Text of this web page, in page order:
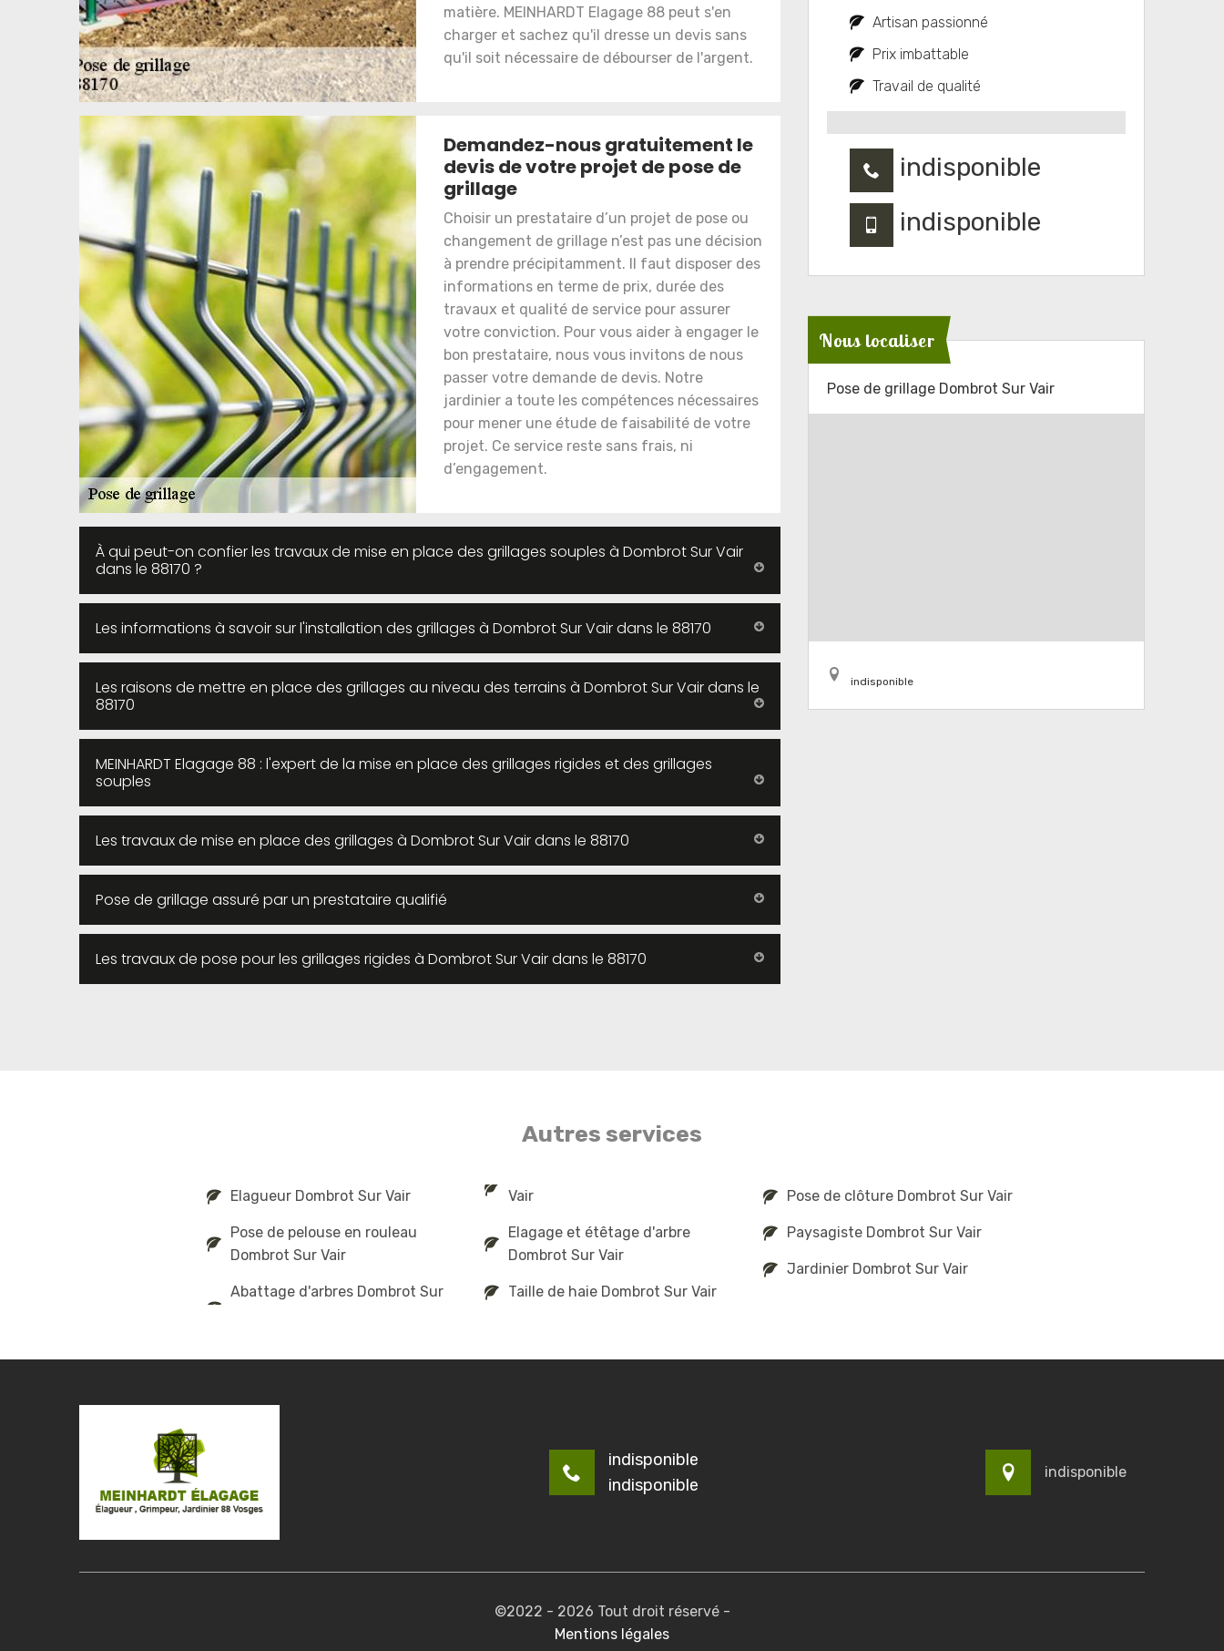
matière. MEINHARDT Elagage 88 peut s'en
charger et sachez qu'il dresse un devis sans
qu'il soit nécessaire de débourser de l'argent.
Demandez-nous gratuitement le
devis de votre projet de pose de
grillage
Choisir un prestataire d’un projet de pose ou
changement de grillage n’est pas une décision
à prendre précipitamment. Il faut disposer des
informations en terme de prix, durée des
travaux et qualité de service pour assurer
votre conviction. Pour vous aider à engager le
bon prestataire, nous vous invitons de nous
passer votre demande de devis. Notre
jardinier a toute les compétences nécessaires
pour mener une étude de faisabilité de votre
projet. Ce service reste sans frais, ni
d’engagement.
À qui peut-on confier les travaux de mise en place des grillages souples à Dombrot Sur Vair
dans le 88170 ?
Les informations à savoir sur l'installation des grillages à Dombrot Sur Vair dans le 88170
Les raisons de mettre en place des grillages au niveau des terrains à Dombrot Sur Vair dans le
88170
MEINHARDT Elagage 88 : l'expert de la mise en place des grillages rigides et des grillages
souples
Les travaux de mise en place des grillages à Dombrot Sur Vair dans le 88170
Pose de grillage assuré par un prestataire qualifié
Les travaux de pose pour les grillages rigides à Dombrot Sur Vair dans le 88170
Artisan passionné
Prix imbattable
Travail de qualité
indisponible
indisponible
Nous localiser
Pose de grillage Dombrot Sur Vair
indisponible
Autres services
Elagueur Dombrot Sur Vair
Pose de pelouse en rouleau
Dombrot Sur Vair
Abattage d'arbres Dombrot Sur
Vair
Elagage et étêtage d'arbre
Dombrot Sur Vair
Taille de haie Dombrot Sur Vair
Pose de clôture Dombrot Sur Vair
Paysagiste Dombrot Sur Vair
Jardinier Dombrot Sur Vair
indisponible
indisponible
indisponible
©2022 - 2026 Tout droit réservé -
Mentions légales